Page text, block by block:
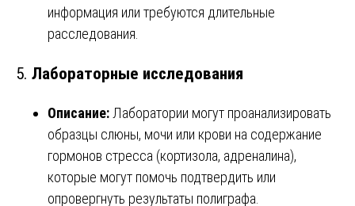
информация или требуются длительные
расследования.
5. Лабораторные исследования
Описание: Лаборатории могут проанализировать
образцы слюны, мочи или крови на содержание
гормонов стресса (кортизола, адреналина),
которые могут помочь подтвердить или
опровергнуть результаты полиграфа.